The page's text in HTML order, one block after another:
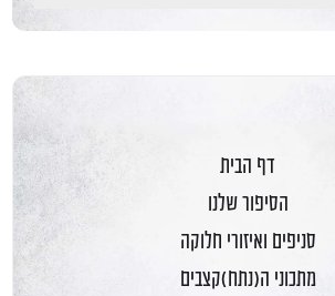
דף הבית
הסיפור שלנו
סניפים ואיזורי חלוקה
מתכוני ה(נתח)קצבים